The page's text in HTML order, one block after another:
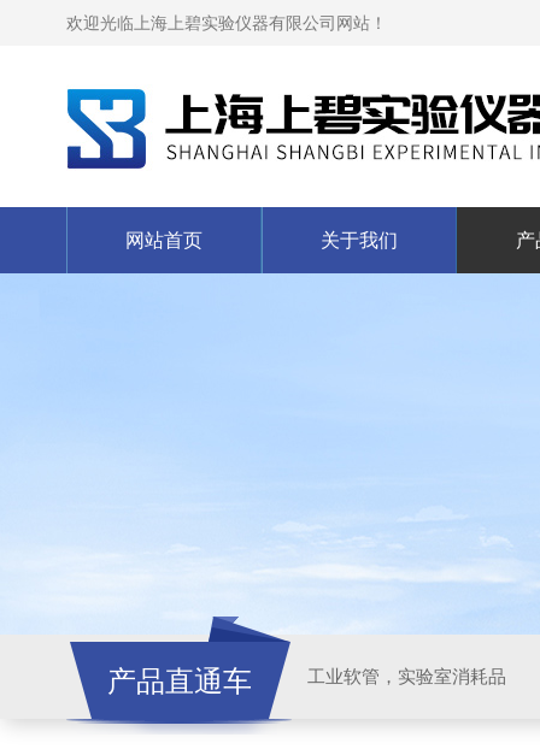
欢迎光临上海上碧实验仪器有限公司网站！
网站首页 关于我们 产
产品直通车 工业软管，实验室消耗品